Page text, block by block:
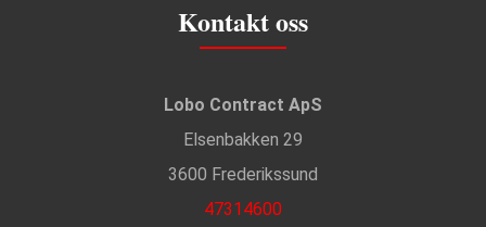
Kontakt oss
Lobo Contract ApS
Elsenbakken 29
3600 Frederikssund
47314600